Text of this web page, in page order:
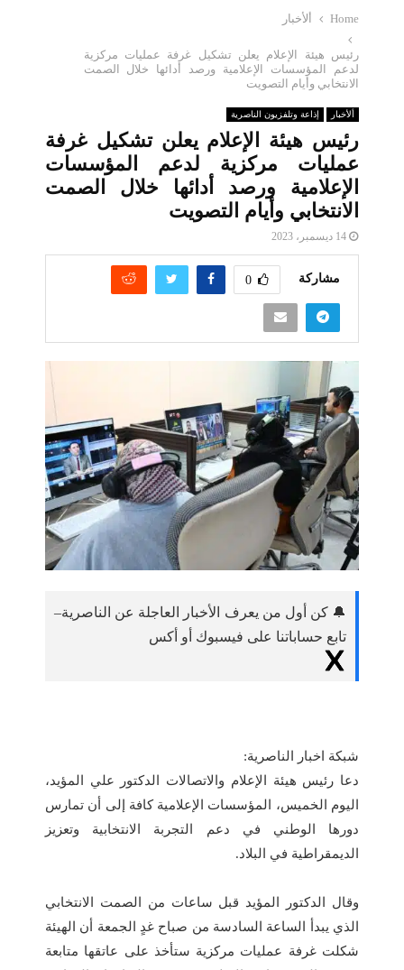
Home ألأخبار
رئيس هيئة الإعلام يعلن تشكيل غرفة عمليات مركزية
لدعم المؤسسات الإعلامية ورصد أدائها خلال الصمت
الانتخابي وأيام التصويت
ألأخبار إذاعة وتلفزيون الناصرية
رئيس هيئة الإعلام يعلن تشكيل غرفة
عمليات مركزية لدعم المؤسسات
الإعلامية ورصد أدائها خلال الصمت
الانتخابي وأيام التصويت
14 ديسمبر، 2023
مشاركة 0
🔔 كن أول من يعرف الأخبار العاجلة عن الناصرية–
تابع حساباتنا على فيسبوك أو أكس
شبكة اخبار الناصرية:
دعا رئيس هيئة الإعلام والاتصالات الدكتور علي المؤيد،
اليوم الخميس، المؤسسات الإعلامية كافة إلى أن تمارس
دورها الوطني في دعم التجربة الانتخابية وتعزيز
الديمقراطية في البلاد.
وقال الدكتور المؤيد قبل ساعات من الصمت الانتخابي
الذي يبدأ الساعة السادسة من صباح غدٍ الجمعة أن الهيئة
شكلت غرفة عمليات مركزية ستأخذ على عاتقها متابعة